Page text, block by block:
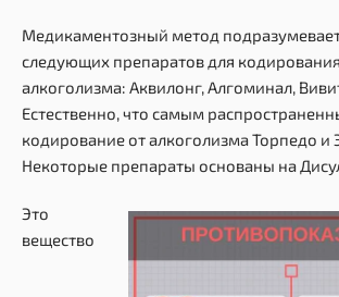
Медикаментозный метод
следующих препаратов для
алкоголизма: Аквилонг, Алгоминал,
Естественно, что самым
кодирование от алкоголизма Торпедо и
Некоторые препараты основаны на
Это
вещество